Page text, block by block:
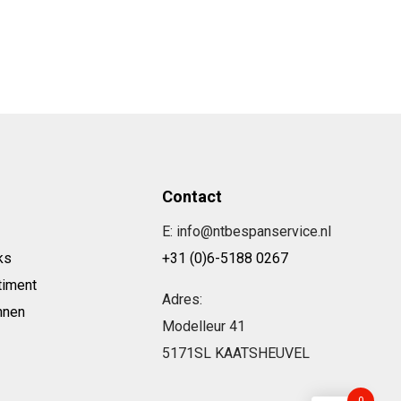
Contact
E: info@ntbespanservice.nl
+31 (0)6-5188 0267
Adres:
Modelleur 41
5171SL KAATSHEUVEL